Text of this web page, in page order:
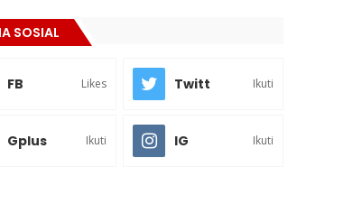
SOSIAL
FB Likes Twitt Ikuti
Gplus Ikuti IG Ikuti